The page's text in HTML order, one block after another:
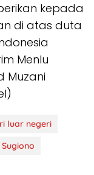
kepada
di atas duta
Menlu
Muzani
luar negeri
Sugiono